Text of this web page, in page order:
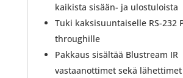
kaikista sisään- ja ulostuloista
Tuki kaksisuuntaiselle RS-232
throughille
Pakkaus sisältää Blustream IR
vastaanottimet sekä lähettimet